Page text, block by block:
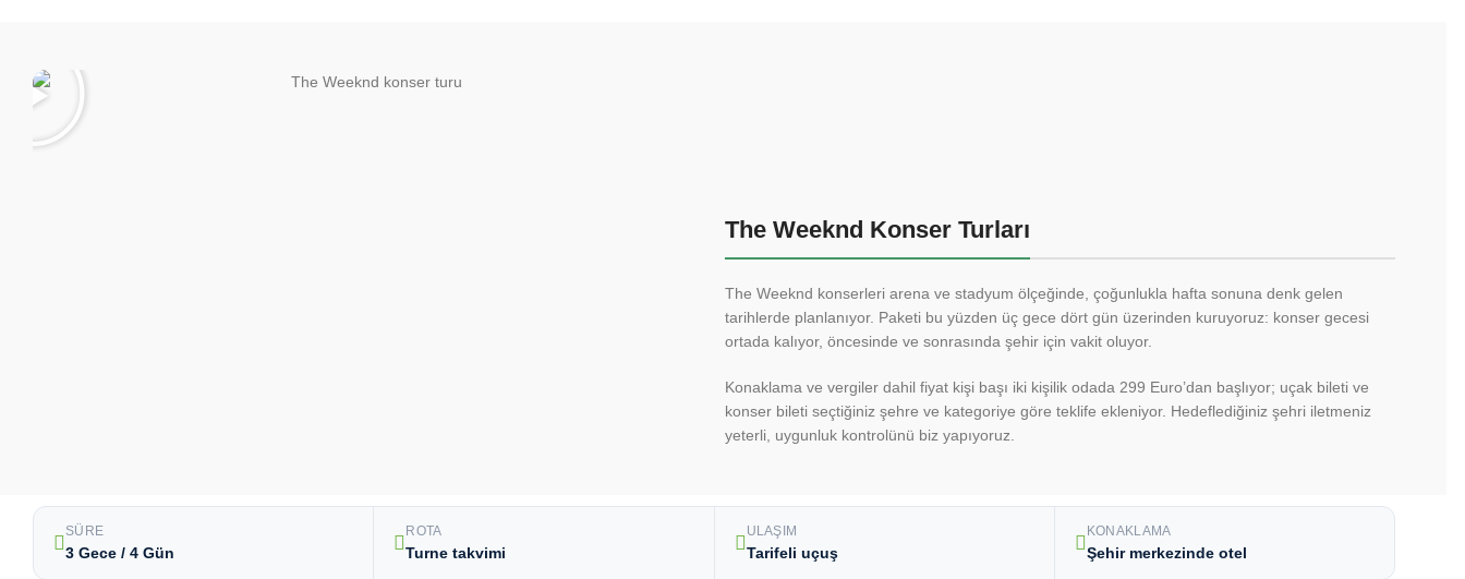
The Weeknd Konser Turları
The Weeknd konserleri arena ve stadyum ölçeğinde, çoğunlukla hafta sonuna denk gelen
tarihlerde planlanıyor. Paketi bu yüzden üç gece dört gün üzerinden kuruyoruz: konser gecesi
ortada kalıyor, öncesinde ve sonrasında şehir için vakit oluyor.
Konaklama ve vergiler dahil fiyat kişi başı iki kişilik odada 299 Euro’dan başlıyor; uçak bileti ve
konser bileti seçtiğiniz şehre ve kategoriye göre teklife ekleniyor. Hedeflediğiniz şehri iletmeniz
yeterli, uygunluk kontrolünü biz yapıyoruz.
SÜRE
3 Gece / 4 Gün
ROTA
Turne takvimi
ULAŞIM
Tarifeli uçuş
KONAKLAMA
Şehir merkezinde otel